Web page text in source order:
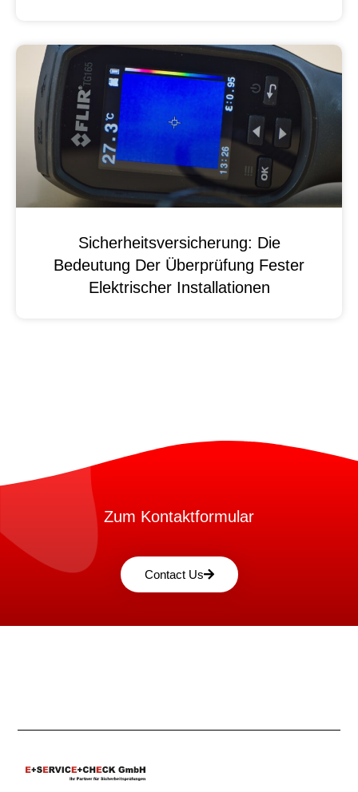
Sicherheitsversicherung: Die
Bedeutung Der Überprüfung Fester
Elektrischer Installationen
Zum Kontaktformular
Contact Us